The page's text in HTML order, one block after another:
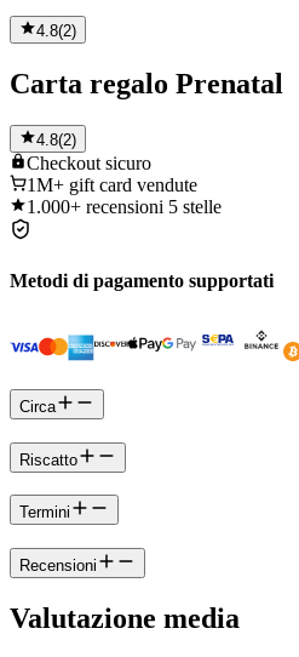
4.8(2)
Carta regalo Prenatal
4.8(2)
Checkout sicuro
1M+ gift card vendute
1.000+ recensioni 5 stelle
Metodi di pagamento supportati
Circa
Riscatto
Termini
Recensioni
Valutazione media